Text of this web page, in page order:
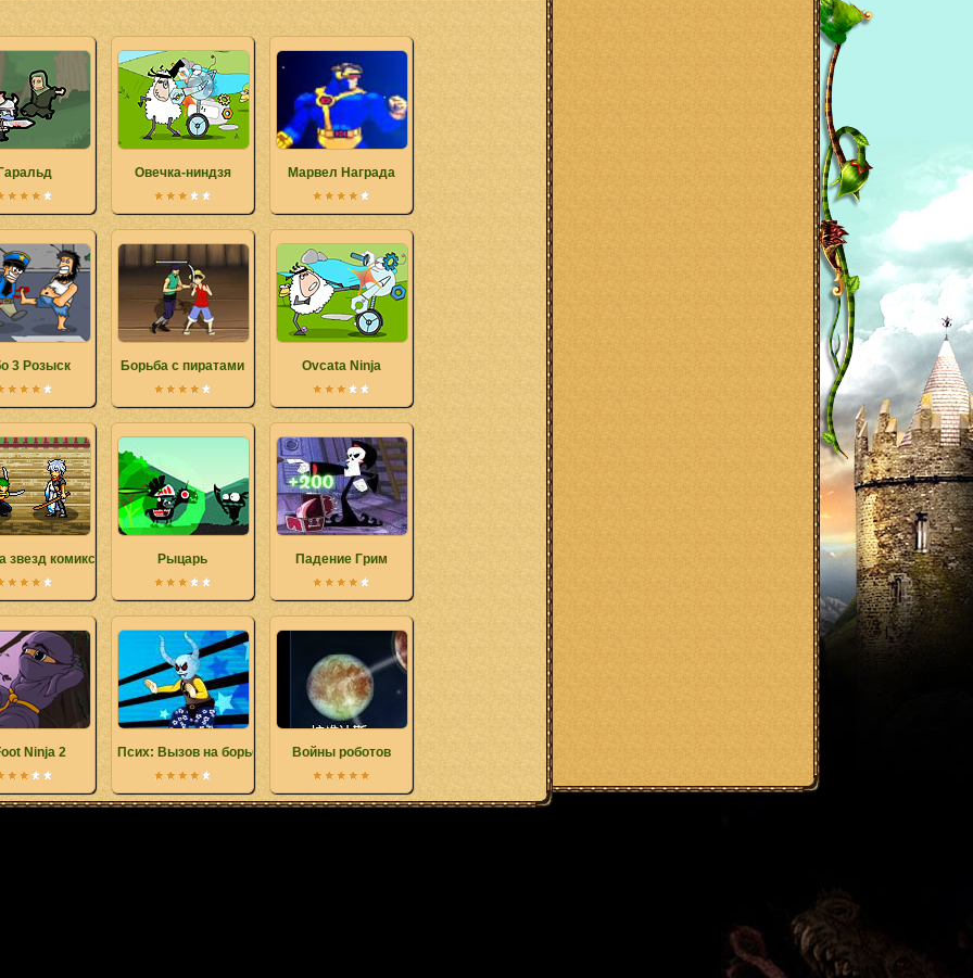
Овечка-ниндзя Марвел Награда
3 Розыск Борьба с пиратами Ovcata Ninja
звезд комиксов Рыцарь Падение Грим
Ninja 2 Псих: Вызов на борьбу Войны роботов